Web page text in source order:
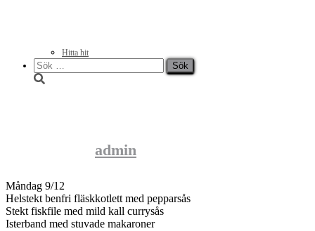
Hitta hit
Sök
efter:
admin
Måndag 9/12
Helstekt benfri fläskkotlett med pepparsås
Stekt fiskfile med mild kall currysås
Isterband med stuvade makaroner